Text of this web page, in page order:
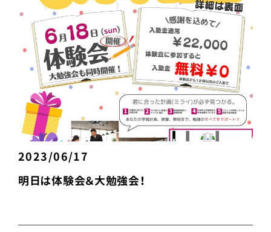
2023/06/17
明日は体験会＆大勉強会！